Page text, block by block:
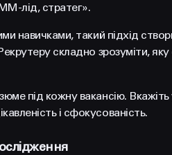
лід, стратег».
навичками, такий підхід
складно зрозуміти,
під кожну вакансію.
і сфокусованість.